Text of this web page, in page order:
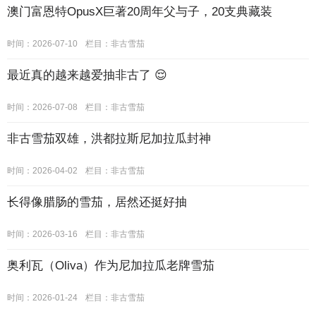
澳门富恩特OpusX巨著20周年父与子，20支典藏装
时间：2026-07-10 栏目： 非古雪茄
最近真的越来越爱抽非古了 😌
时间：2026-07-08 栏目： 非古雪茄
非古雪茄双雄，洪都拉斯尼加拉瓜封神
时间：2026-04-02 栏目： 非古雪茄
长得像腊肠的雪茄，居然还挺好抽
时间：2026-03-16 栏目： 非古雪茄
奥利瓦（Oliva）作为尼加拉瓜老牌雪茄
时间：2026-01-24 栏目： 非古雪茄